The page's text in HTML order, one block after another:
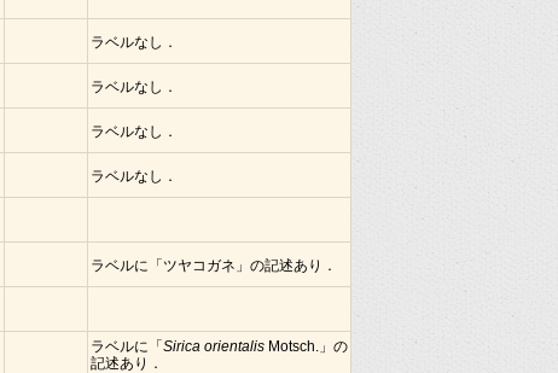
ラベルなし．
ラベルなし．
ラベルなし．
ラベルなし．
ラベルに「ツヤコガネ」の記述あり．
ラベルに「 Sirica orientalis Motsch.」の
記述あり．